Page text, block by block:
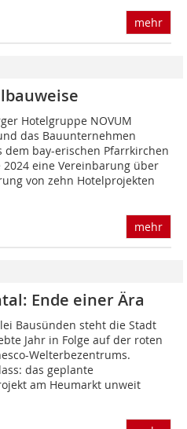
mehr
Hotelgruppe NOVUM
das Bauunternehmen
dem bay-erischen Pfarrkirchen
2024 eine Vereinbarung über
von zehn Hotelprojekten
mehr
Ende einer Ära
Bausünden steht die Stadt
Jahr in Folge auf der roten
Welterbezentrums.
das geplante
am Heumarkt unweit